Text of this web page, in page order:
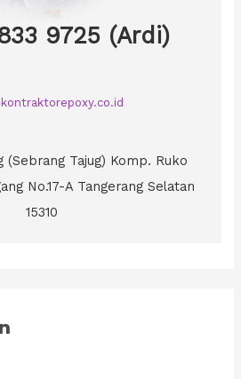
9725 (Ardi)
(Sebrang Tajug) Komp. Ruko
No.17-A Tangerang Selatan
15310